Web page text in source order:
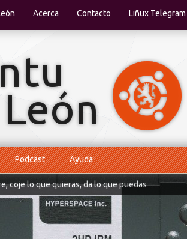
Acerca Contacto Liñux Telegram
Podcast Ayuda
coje lo que quieras, da lo que puedas